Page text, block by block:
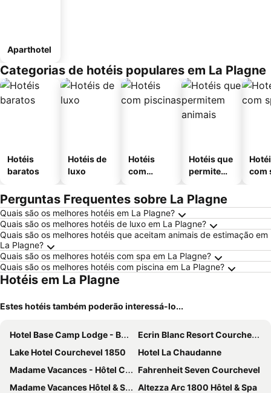
Aparthotel
Categorias de hotéis populares em La Plagne
Hotéis
baratos
Hotéis de
luxo
Hotéis
com
Hotéis que
permitem
com
Perguntas Frequentes sobre La Plagne
Quais são os melhores hotéis em La Plagne?
Quais são os melhores hotéis de luxo em La Plagne?
Quais são os melhores hotéis que aceitam animais de estimação em
La Plagne?
Quais são os melhores hotéis com spa em La Plagne?
Quais são os melhores hotéis com piscina em La Plagne?
Hotéis em La Plagne
Estes hotéis também poderão interessá-lo...
Hotel Base Camp Lodge - Bourg Saint Maurice
Ecrin Blanc Resort Courchevel
Lake Hotel Courchevel 1850
Hotel La Chaudanne
Madame Vacances - Hôtel Courchevel Olympic
Fahrenheit Seven Courchevel
Madame Vacances Hôtel & Spa Le Mottaret
Altezza Arc 1800 Hôtel & Spa